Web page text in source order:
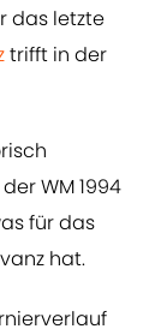
das letzte
trifft in der
WM 1994
für das
hat.